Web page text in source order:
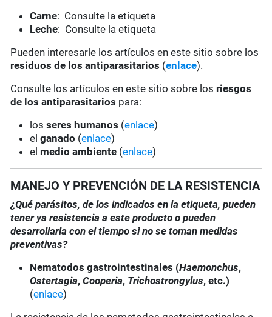
Carne: Consulte la etiqueta
Leche: Consulte la etiqueta
Pueden interesarle los artículos en este sitio sobre los
residuos de los antiparasitarios (enlace).
Consulte los artículos en este sitio sobre los riesgos
de los antiparasitarios para:
losseres humanos (enlace)
elganado (enlace)
el medio ambiente (enlace)
MANEJO Y PREVENCIÓN DE LA RESISTENCIA
¿Qué parásitos, de los indicados en la etiqueta, pueden
tener ya resistencia a este producto o pueden
desarrollarla con el tiempo si no se toman medidas
preventivas?
Nematodos gastrointestinales (Haemonchus,
Ostertagia,Cooperia, Trichostrongylus, etc.)
(enlace)